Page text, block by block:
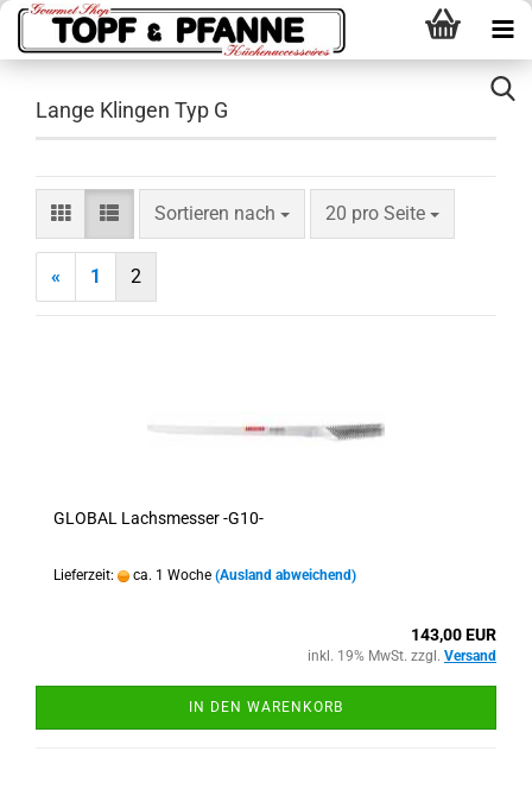
Lange Klingen Typ G
Sortieren nach
Sortieren nach 20 pro Seite
pro Seite
« 1 2
GLOBAL Lachsmesser -G10-
Lieferzeit: ca. 1 Woche (Ausland abweichend)
143,00 EUR
inkl. 19% MwSt. zzgl. Versand
IN DEN WARENKORB